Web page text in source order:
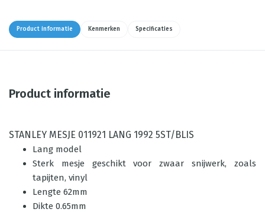
Product informatie Kenmerken Specificaties
Product informatie
STANLEY MESJE 011921 LANG 1992 5ST/BLIS
Lang model
Sterk mesje geschikt voor zwaar snijwerk, zoals
tapijten, vinyl
Lengte 62mm
Dikte 0.65mm